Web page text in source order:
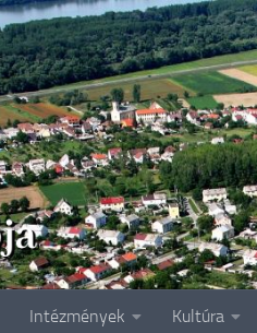
Intézmények Kultúra